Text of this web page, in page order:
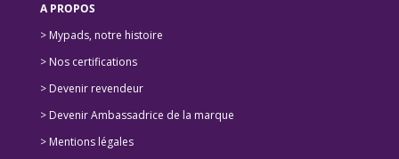
A PROPOS
> Mypads, notre histoire
> Nos certifications
> Devenir revendeur
> Devenir Ambassadrice de la marque
> Mentions légales